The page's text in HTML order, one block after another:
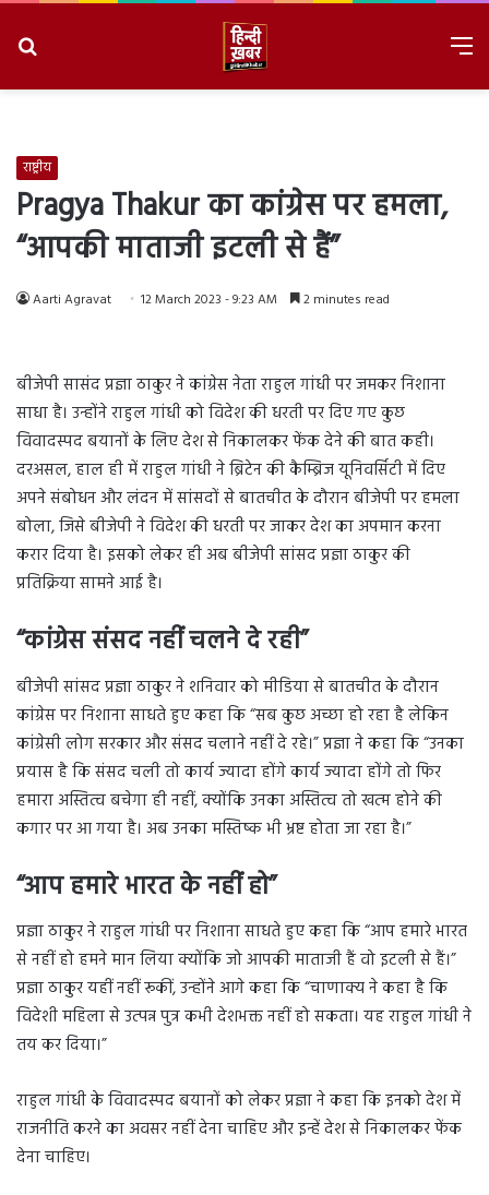
राष्ट्रीय
Pragya Thakur का कांग्रेस पर हमला,
“आपकी माताजी इटली से हैं”
Aarti Agravat 12 March 2023 - 9:23 AM 2 minutes read
बीजेपी सासंद प्रज्ञा ठाकुर ने कांग्रेस नेता राहुल गांधी पर जमकर निशाना
साधा है। उन्होंने राहुल गांधी को विदेश की धरती पर दिए गए कुछ
विवादस्पद बयानों के लिए देश से निकालकर फेंक देने की बात कही।
दरअसल, हाल ही में राहुल गांधी ने ब्रिटेन की कैम्ब्रिज यूनिवर्सिटी में दिए
अपने संबोधन और लंदन में सांसदों से बातचीत के दौरान बीजेपी पर हमला
बोला, जिसे बीजेपी ने विदेश की धरती पर जाकर देश का अपमान करना
करार दिया है। इसको लेकर ही अब बीजेपी सांसद प्रज्ञा ठाकुर की
प्रतिक्रिया सामने आई है।
“कांग्रेस संसद नहीं चलने दे रही”
बीजेपी सांसद प्रज्ञा ठाकुर ने शनिवार को मीडिया से बातचीत के दौरान
कांग्रेस पर निशाना साधते हुए कहा कि “सब कुछ अच्छा हो रहा है लेकिन
कांग्रेसी लोग सरकार और संसद चलाने नहीं दे रहे।” प्रज्ञा ने कहा कि “उनका
प्रयास है कि संसद चली तो कार्य ज्यादा होंगे कार्य ज्यादा होंगे तो फिर
हमारा अस्तित्व बचेगा ही नहीं, क्योंकि उनका अस्तित्व तो खत्म होने की
कगार पर आ गया है। अब उनका मस्तिष्क भी भ्रष्ट होता जा रहा है।”
“आप हमारे भारत के नहीं हो”
प्रज्ञा ठाकुर ने राहुल गांधी पर निशाना साधते हुए कहा कि “आप हमारे भारत
से नहीं हो हमने मान लिया क्योंकि जो आपकी माताजी हैं वो इटली से हैं।”
प्रज्ञा ठाकुर यहीं नहीं रूकीं, उन्होंने आगे कहा कि “चाणाक्य ने कहा है कि
विदेशी महिला से उत्पन्न पुत्र कभी देशभक्त नहीं हो सकता। यह राहुल गांधी ने
तय कर दिया।”
राहुल गांधी के विवादस्पद बयानों को लेकर प्रज्ञा ने कहा कि इनको देश में
राजनीति करने का अवसर नहीं देना चाहिए और इन्हें देश से निकालकर फेंक
देना चाहिए।